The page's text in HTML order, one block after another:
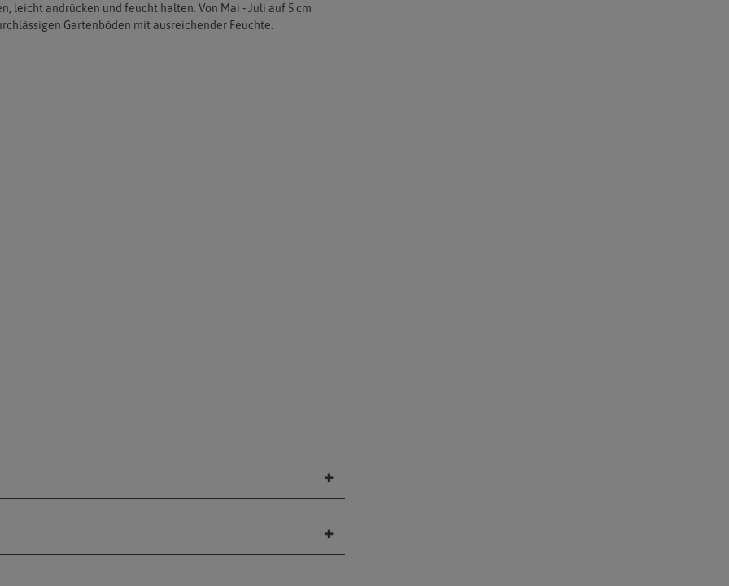
leicht andrücken und feucht halten. Von Mai - Juli auf 5 cm
Gartenböden mit ausreichender Feuchte.